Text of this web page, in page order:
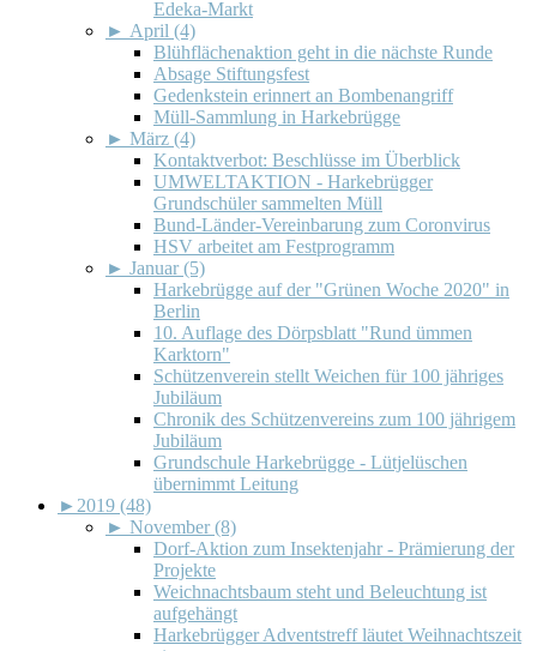
Edeka-Markt
► April (4)
Blühflächenaktion geht in die nächste Runde
Absage Stiftungsfest
Gedenkstein erinnert an Bombenangriff
Müll-Sammlung in Harkebrügge
► März (4)
Kontaktverbot: Beschlüsse im Überblick
UMWELTAKTION - Harkebrügger
Grundschüler sammelten Müll
Bund-Länder-Vereinbarung zum Coronvirus
HSV arbeitet am Festprogramm
► Januar (5)
Harkebrügge auf der "Grünen Woche 2020" in
Berlin
10. Auflage des Dörpsblatt "Rund ümmen
Karktorn"
Schützenverein stellt Weichen für 100 jähriges
Jubiläum
Chronik des Schützenvereins zum 100 jährigem
Jubiläum
Grundschule Harkebrügge - Lütjelüschen
übernimmt Leitung
► 2019 (48)
► November (8)
Dorf-Aktion zum Insektenjahr - Prämierung der
Projekte
Weichnachtsbaum steht und Beleuchtung ist
aufgehängt
Harkebrügger Adventstreff läutet Weihnachtszeit